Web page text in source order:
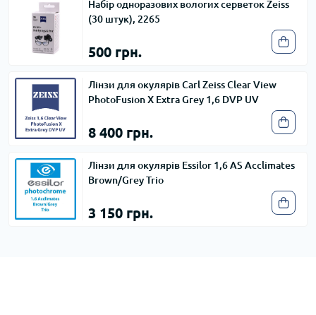
Набір одноразових вологих серветок Zeiss
(30 штук), 2265
500 грн.
Лінзи для окулярів Carl Zeiss Clear View
PhotoFusion X Extra Grey 1,6 DVP UV
8 400 грн.
Лінзи для окулярів Essilor 1,6 AS Acclimates
Brown/Grey Trio
3 150 грн.